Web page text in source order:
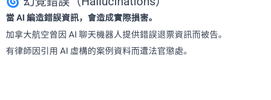
當 AI 編造錯誤資訊，會造成實際損害。
加拿大航空曾因 AI 聊天機器人提供錯誤退票資訊而被告。
有律師因引用 AI 虛構的案例資料而遭法官懲處。